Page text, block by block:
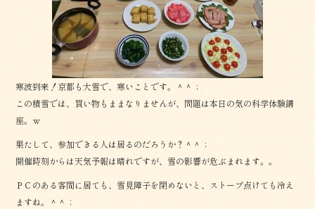
寒波到来！京都も大雪で、寒いことです。＾＾；
この積雪では、買い物もままなりませんが、問題は本日の気の科学体験講
座。ｗ
果たして、参加できる人は居るのだろうか？＾＾；
開催時刻からは天気予報は晴れですが、雪の影響が危ぶまれます。。
ＰＣのある客間に居ても、雪見障子を閉めないと、ストーブ点けても冷え
ますね。＾＾；